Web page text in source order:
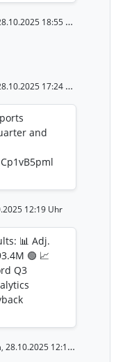
18:55 Uhr
17:24 Uhr
and
12:19 Uhr
📊 Adj.
🟢 📈
Q3
28.10.2025 12:18 Uhr